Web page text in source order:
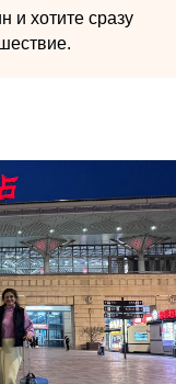
и хотите сразу